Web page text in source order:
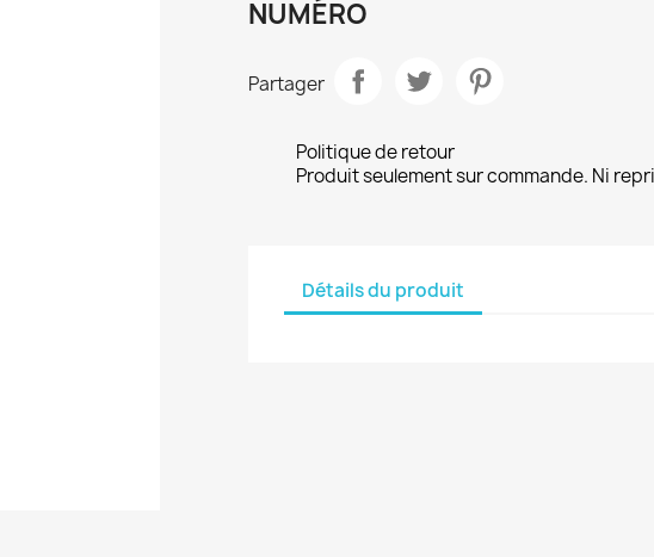
NUMÉRO
Partager
Politique de retour
Produit seulement sur commande. Ni
Détails du produit